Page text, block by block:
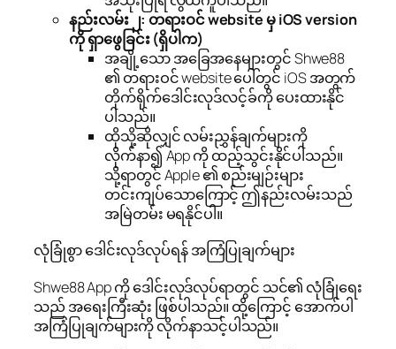
နည်းလမ်း ၂: တရားဝင် website မှ iOS version
ကို ရှာဖွေခြင်း (ရှိပါက)
အချို့သော အခြေအနေများတွင် Shwe88
၏ တရားဝင် website ပေါ်တွင် iOS အတွက်
တိုက်ရိုက်ဒေါင်းလုဒ်လင့်ခ်ကို ပေးထားနိုင်
ပါသည်။
ထိုသို့ဆိုလျှင် လမ်းညွှန်ချက်များကို
လိုက်နာ၍ App ကို ထည့်သွင်းနိုင်ပါသည်။
သို့ရာတွင် Apple ၏ စည်းမျဉ်းများ
တင်းကျပ်သောကြောင့် ဤနည်းလမ်းသည်
အမြဲတမ်း မရနိုင်ပါ။
လုံခြုံစွာ ဒေါင်းလုဒ်လုပ်ရန် အကြံပြုချက်များ
Shwe88 App ကို ဒေါင်းလုဒ်လုပ်ရာတွင် သင်၏ လုံခြုံရေး
သည် အရေးကြီးဆုံး ဖြစ်ပါသည်။ ထို့ကြောင့် အောက်ပါ
အကြံပြုချက်များကို လိုက်နာသင့်ပါသည်။